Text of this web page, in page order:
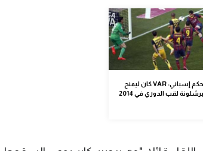
حكم إسباني: VAR كان ليمنح
برشلونة لقب الدوري في 2014